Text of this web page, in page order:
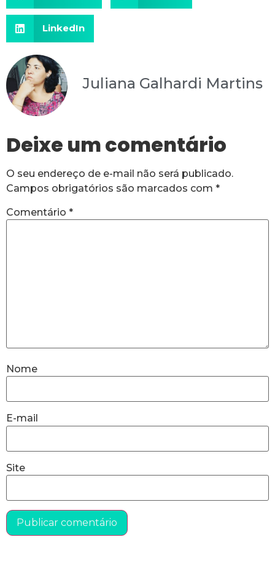
LinkedIn
Juliana Galhardi Martins
Deixe um comentário
O seu endereço de e-mail não será publicado.
Campos obrigatórios são marcados com *
Comentário *
Nome
E-mail
Site